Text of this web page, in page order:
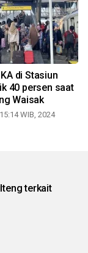
di Stasiun
40 persen saat
Waisak
WIB, 2024
terkait